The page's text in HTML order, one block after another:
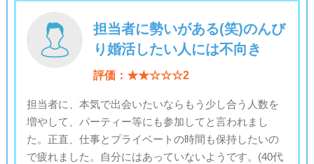
担当者に勢いがある(笑)のんび
り婚活したい人には不向き
評価：★★☆☆☆2
担当者に、本気で出会いたいならもう少し合う人数を
増やして、パーティー等にも参加してと言われまし
た。正直、仕事とプライベートの時間も保持したいの
で疲れました。自分にはあっていないようです。(40代